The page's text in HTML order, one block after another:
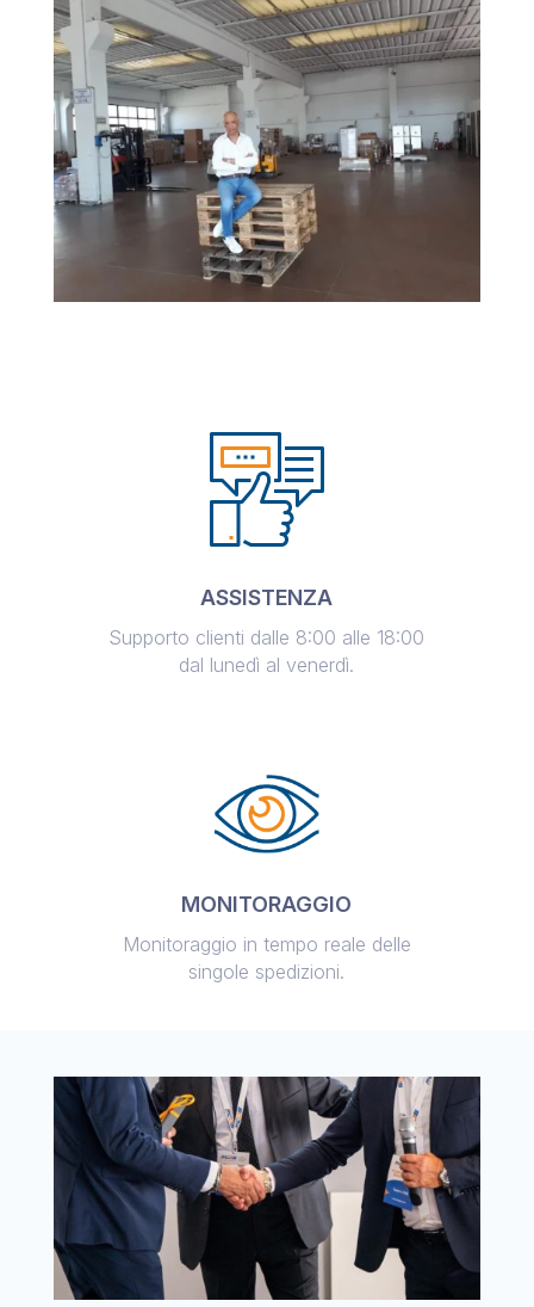
ASSISTENZA
Supporto clienti dalle 8:00 alle 18:00
dal lunedì al venerdì.
MONITORAGGIO
Monitoraggio in tempo reale delle
singole spedizioni.